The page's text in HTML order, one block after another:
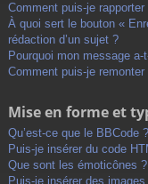
Comment puis-je
À quoi sert le bouton «
rédaction d’un sujet ?
Pourquoi mon message a-
Comment puis-je
Mise en forme et
Qu’est-ce que le BBCode ?
Puis-je insérer du code
Que sont les émoticônes ?
Puis-je insérer des images